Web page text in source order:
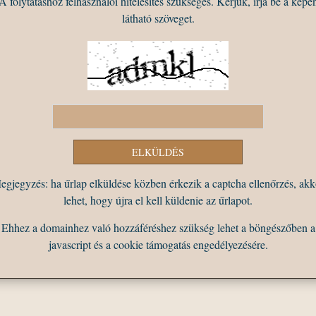
látható szöveget.
ha űrlap elküldése közben érkezik a captcha ellenőrzés,
lehet, hogy újra el kell küldenie az űrlapot.
Ehhez a domainhez való hozzáféréshez szükség lehet a böngészőben a
javascript és a cookie támogatás engedélyezésére.